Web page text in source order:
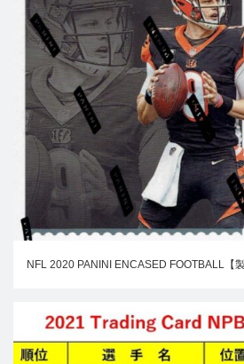
NFL 2020 PANINI ENCASED FOOTBALL【製